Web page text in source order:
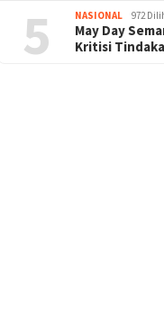
5 NASIONAL 972
May Day
Kritisi